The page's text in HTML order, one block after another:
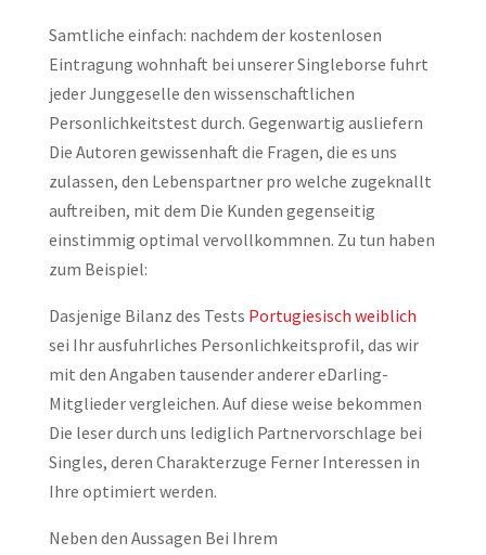
Samtliche einfach: nachdem der kostenlosen
Eintragung wohnhaft bei unserer Singleborse fuhrt
jeder Junggeselle den wissenschaftlichen
Personlichkeitstest durch. Gegenwartig ausliefern
Die Autoren gewissenhaft die Fragen, die es uns
zulassen, den Lebenspartner pro welche zugeknallt
auftreiben, mit dem Die Kunden gegenseitig
einstimmig optimal vervollkommnen. Zu tun haben
zum Beispiel:
Dasjenige Bilanz des Tests Portugiesisch weiblich
sei Ihr ausfuhrliches Personlichkeitsprofil, das wir
mit den Angaben tausender anderer eDarling-
Mitglieder vergleichen. Auf diese weise bekommen
Die leser durch uns lediglich Partnervorschlage bei
Singles, deren Charakterzuge Ferner Interessen in
Ihre optimiert werden.
Neben den Aussagen Bei Ihrem